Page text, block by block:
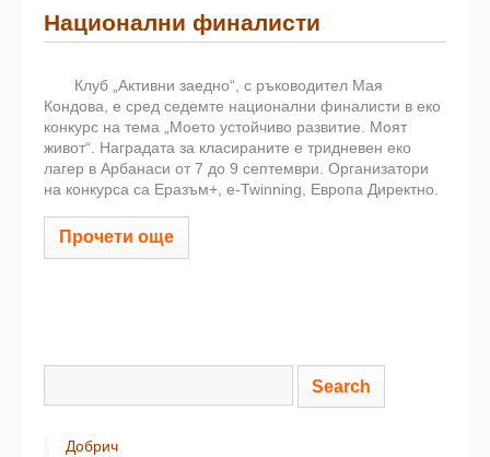
Национални финалисти
Клуб „Активни заедно“, с ръководител Мая
Кондова, е сред седемте национални финалисти в еко
конкурс на тема „Моето устойчиво развитие. Моят
живот“. Наградата за класираните е тридневен еко
лагер в Арбанаси от 7 до 9 септември. Организатори
на конкурса са Еразъм+, e-Twinning, Европа Директно.
Прочети още
Добрич